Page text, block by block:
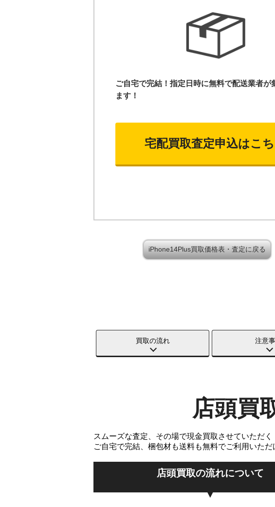
ご自宅で完結！指定日時に無料で配送業者が
ます！
宅配買取査定申込はこ
iPhone14Plus買取価格表・査定に戻る
買取の流れ 注意
店頭買
スムーズな査定、その場で現金買取させていただく
ご自宅で完結、梱包材も送料も無料でご利用いた
店頭買取の流れについて